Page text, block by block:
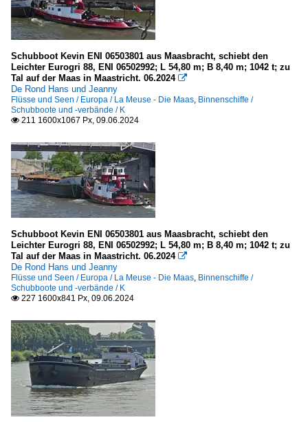
Schubboot Kevin ENI 06503801 aus Maasbracht, schiebt den
Leichter Eurogri 88, ENI 06502992; L 54,80 m; B 8,40 m; 1042 t; zu
Tal auf der Maas in Maastricht. 06.2024 
De Rond Hans und Jeanny
Flüsse und Seen / Europa / La Meuse - Die Maas Binnenschiffe /
Schubboote und -verbände / K
 211 1600x1067 Px, 09.06.2024
Schubboot Kevin ENI 06503801 aus Maasbracht, schiebt den
Leichter Eurogri 88, ENI 06502992; L 54,80 m; B 8,40 m; 1042 t; zu
Tal auf der Maas in Maastricht. 06.2024 
De Rond Hans und Jeanny
Flüsse und Seen / Europa / La Meuse - Die Maas Binnenschiffe /
Schubboote und -verbände / K
 227 1600x841 Px, 09.06.2024